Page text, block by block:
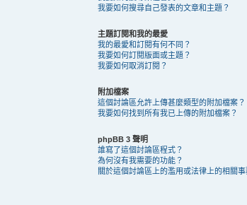
我要如何搜尋自己發表的文章和主題？
主題訂閱和我的最愛
我的最愛和訂閱有何不同？
我要如何訂閱版面或主題？
我要如何取消訂閱？
附加檔案
這個討論區允許上傳甚麼類型的附加檔案？
我要如何找到所有我已上傳的附加檔案？
phpBB 3 聲明
誰寫了這個討論區程式？
為何沒有我需要的功能？
關於這個討論區上的濫用或法律上的相關